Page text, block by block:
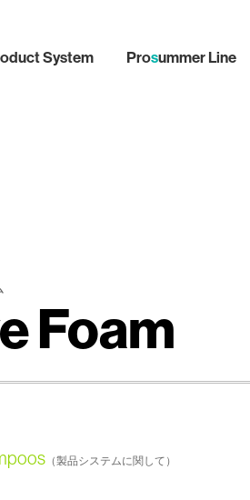
System Prosummer Line
Foam
（製品システムに関して）